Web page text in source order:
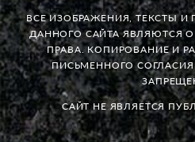
ВСЕ ИЗОБРАЖЕНИЯ, ТЕКСТЫ И
ДАННОГО САЙТА ЯВЛЯЮТСЯ
ПРАВА. КОПИРОВАНИЕ И
ПИСЬМЕННОГО
САЙТ НЕ ЯВЛЯЕТСЯ